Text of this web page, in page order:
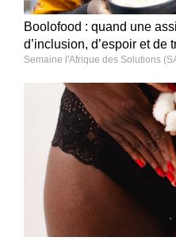
Boolofood : quand une
d’inclusion, d’espoir et de
Semaine l'Afrique des Solutions